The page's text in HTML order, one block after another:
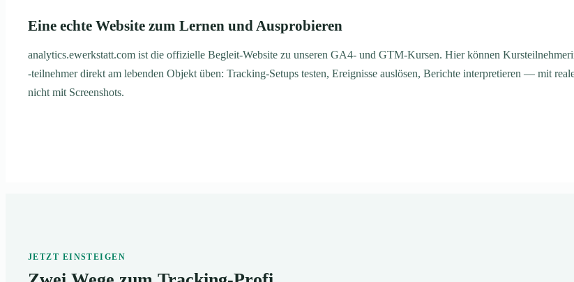
Eine echte Website zum Lernen und Ausprobieren
analytics.ewerkstatt.com ist die offizielle Begleit-Website zu unseren GA4- und GTM-Kursen. Hier können
-teilnehmer direkt am lebenden Objekt üben: Tracking-Setups testen, Ereignisse auslösen, Berichte interpretieren — mit
nicht mit Screenshots.
JETZT EINSTEIGEN